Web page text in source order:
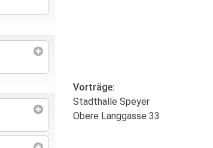
Vorträge:
Stadthalle Speyer
Obere Langgasse 33